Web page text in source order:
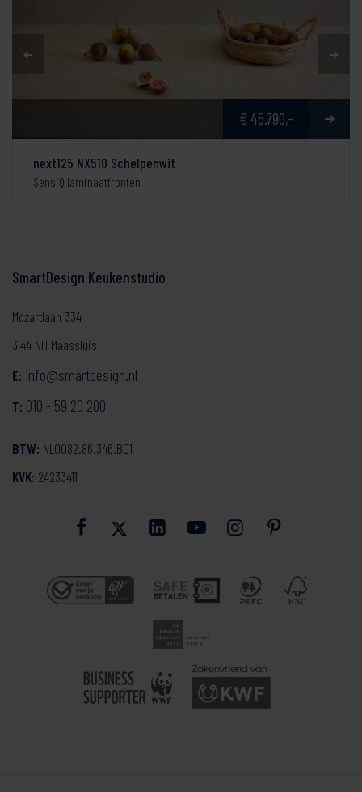
€ 45.790,-
next125 NX510 Schelpenwit
SensiQ laminaatfronten
SmartDesign Keukenstudio
Mozartlaan 334
3144 NH Maassluis
E: info@smartdesign.nl
T: 010 - 59 20 200
BTW: NL0082.86.346.B01
KVK: 24233411